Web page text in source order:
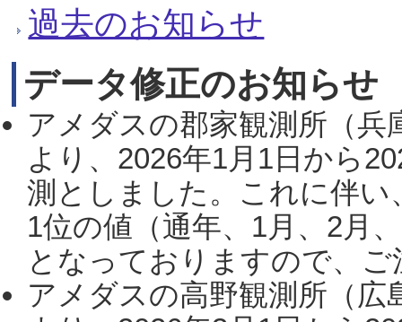
過去のお知らせ
データ修正のお知らせ
アメダスの郡家観測所（
より、2026年1月1日から
測としました。これに伴い
1位の値（通年、1月、2月
となっておりますので、
アメダスの高野観測所（